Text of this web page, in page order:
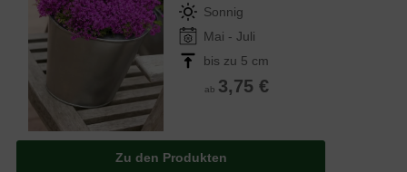
Sonnig
Mai - Juli
bis zu 5 cm
ab 3,75 €
Zu den Produkten